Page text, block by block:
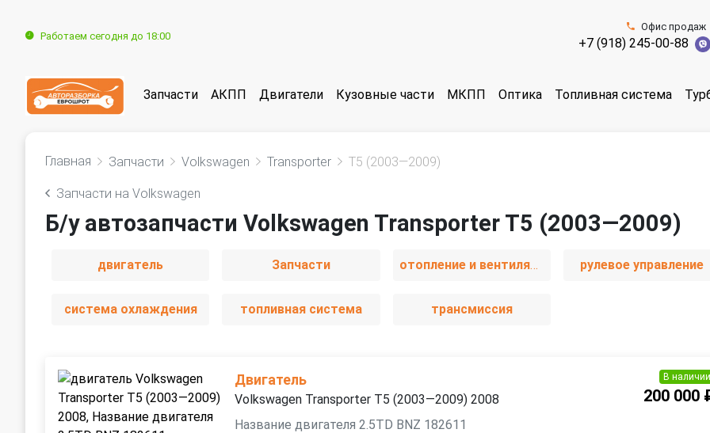
Работаем сегодня до 18:00
Офис продаж
+7 (918) 245-00-88
Запчасти АКПП Двигатели Кузовные части МКПП Оптика Топливная система
Главная Запчасти Volkswagen Transporter T5 (2003—2009)
Запчасти на Volkswagen
Б/у автозапчасти Volkswagen Transporter T5 (2003—2009)
двигатель Запчасти отопление и вентиляция рулевое управление
система охлаждения топливная система трансмиссия
Двигатель
Volkswagen Transporter T5 (2003—2009) 2008
Название двигателя 2.5TD BNZ 182611
В наличии
200 000